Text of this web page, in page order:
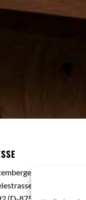
22
(D-87568)